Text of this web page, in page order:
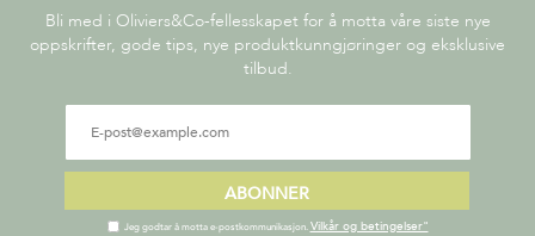
Bli med i Oliviers&Co-fellesskapet for å motta våre siste nye
oppskrifter, gode tips, nye produktkunngjøringer og eksklusive
tilbud.
ABONNER
Jeg godtar å motta e-postkommunikasjon. Vilkår og betingelser"